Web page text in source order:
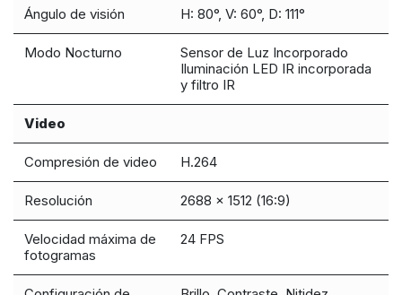
Ángulo de visión H: 80°, V: 60°, D: 111°
Modo Nocturno
Sensor de Luz Incorporado
Iluminación LED IR incorporada
y filtro IR
Video
Compresión de video H.264
Resolución 2688 x 1512 (16:9)
Velocidad máxima de
fotogramas
24 FPS